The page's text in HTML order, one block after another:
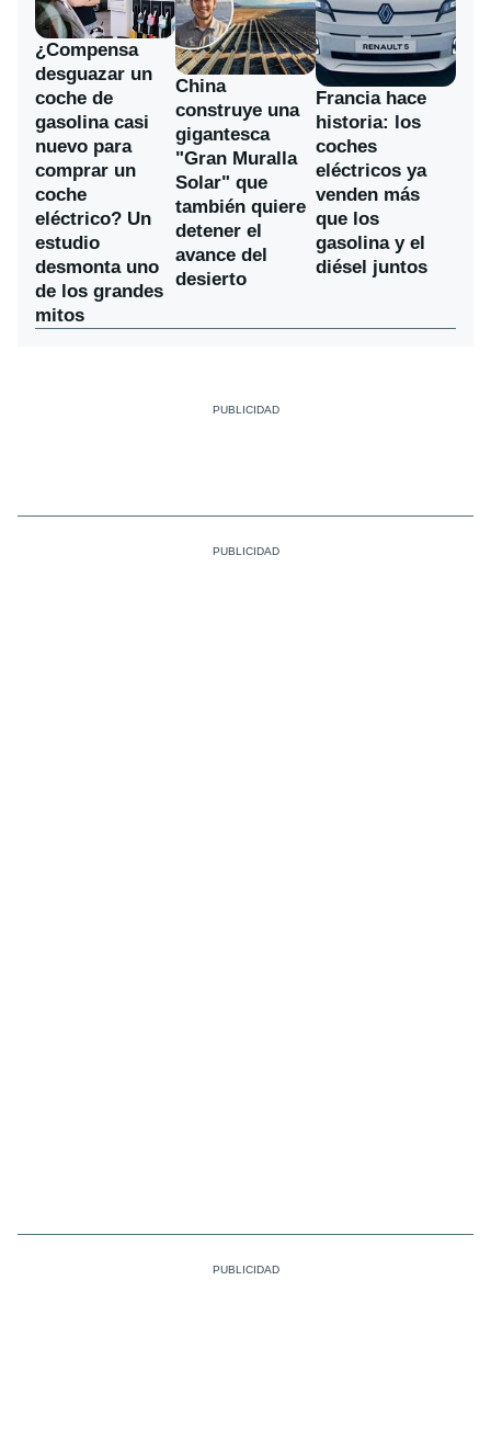
¿Compensa
desguazar un
coche de
gasolina casi
nuevo para
comprar un
coche
eléctrico? Un
estudio
desmonta uno
de los grandes
mitos
China
construye una
gigantesca
"Gran Muralla
Solar" que
también quiere
detener el
avance del
desierto
Francia hace
historia: los
coches
eléctricos ya
venden más
que los
gasolina y el
diésel juntos